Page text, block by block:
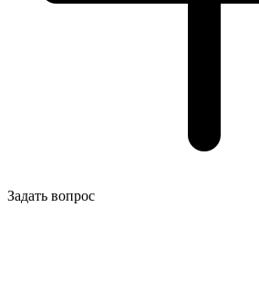
Задать вопрос